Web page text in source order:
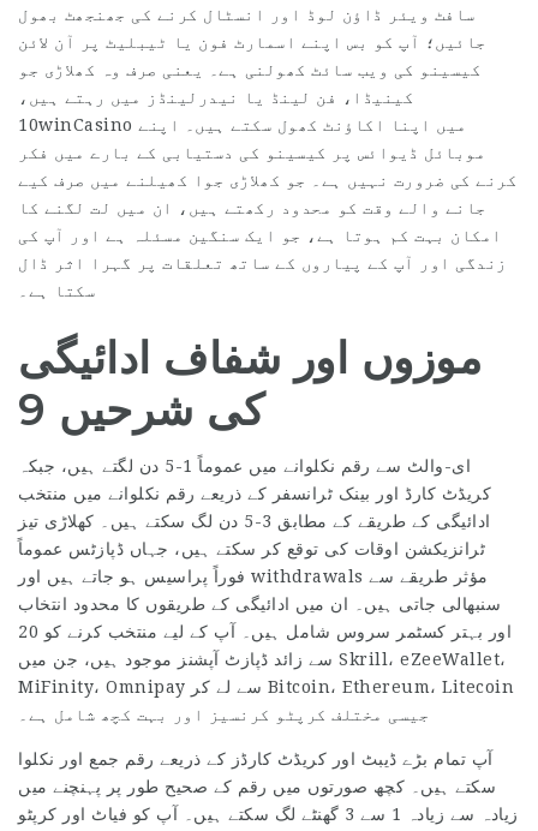
سافٹ ویئر ڈاؤن لوڈ اور انسٹال کرنے کی جھنجھٹ بھول
جائیں؛ آپ کو بس اپنے اسمارٹ فون یا ٹیبلیٹ پر آن لائن
کیسینو کی ویب سائٹ کھولنی ہے۔ یعنی صرف وہ کھلاڑی جو
کینیڈا، فن لینڈ یا نیدرلینڈز میں رہتے ہیں،
10winCasino میں اپنا اکاؤنٹ کھول سکتے ہیں۔ اپنے
موبائل ڈیوائس پر کیسینو کی دستیابی کے بارے میں فکر
کرنے کی ضرورت نہیں ہے۔ جو کھلاڑی جوا کھیلنے میں صرف کیے
جانے والے وقت کو محدود رکھتے ہیں، ان میں لت لگنے کا
امکان بہت کم ہوتا ہے، جو ایک سنگین مسئلہ ہے اور آپ کی
زندگی اور آپ کے پیاروں کے ساتھ تعلقات پر گہرا اثر ڈال
سکتا ہے۔
موزوں اور شفاف ادائیگی
کی شرحیں 9
ای-والٹ سے رقم نکلوانے میں عموماً 1-5 دن لگتے ہیں، جبکہ
کریڈٹ کارڈ اور بینک ٹرانسفر کے ذریعے رقم نکلوانے میں منتخب
ادائیگی کے طریقے کے مطابق 3-5 دن لگ سکتے ہیں۔ کھلاڑی تیز
ٹرانزیکشن اوقات کی توقع کر سکتے ہیں، جہاں ڈپازٹس عموماً
فوراً پراسیس ہو جاتے ہیں اور withdrawals مؤثر طریقے سے
سنبھالی جاتی ہیں۔ ان میں ادائیگی کے طریقوں کا محدود انتخاب
اور بہتر کسٹمر سروس شامل ہیں۔ آپ کے لیے منتخب کرنے کو 20
سے زائد ڈپازٹ آپشنز موجود ہیں، جن میں Skrill، eZeeWallet،
MiFinity، Omnipay سے لے کر Bitcoin، Ethereum، Litecoin
جیسی مختلف کرپٹو کرنسیز اور بہت کچھ شامل ہے۔
آپ تمام بڑے ڈیبٹ اور کریڈٹ کارڈز کے ذریعے رقم جمع اور نکلوا
سکتے ہیں۔ کچھ صورتوں میں رقم کے صحیح طور پر پہنچنے میں
زیادہ سے زیادہ 1 سے 3 گھنٹے لگ سکتے ہیں۔ آپ کو فیاٹ اور کرپٹو